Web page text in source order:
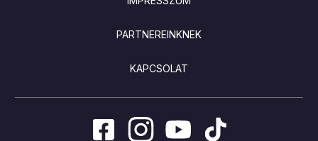
PARTNEREINKNEK
KAPCSOLAT